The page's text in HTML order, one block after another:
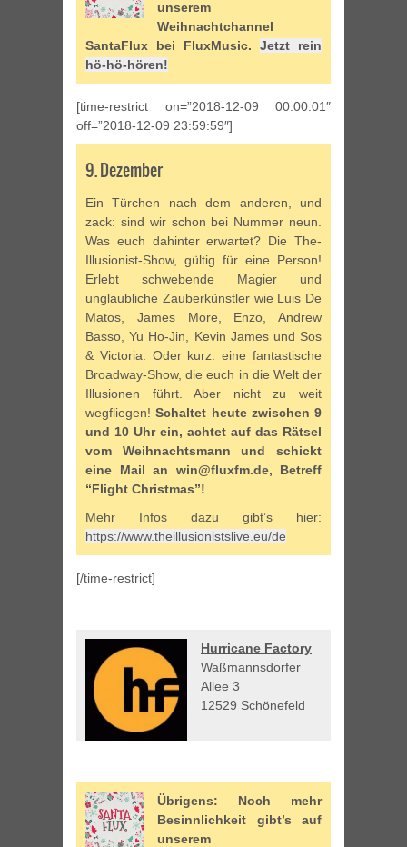
unserem
Weihnachtchannel
SantaFlux bei FluxMusic. Jetzt rein
hö-hö-hören!
[time-restrict on=”2018-12-09 00:00:01″
off=”2018-12-09 23:59:59″]
9. Dezember
Ein Türchen nach dem anderen, und
zack: sind wir schon bei Nummer neun.
Was euch dahinter erwartet? Die The-
Illusionist-Show, gültig für eine Person!
Erlebt schwebende Magier und
unglaubliche Zauberkünstler wie Luis De
Matos, James More, Enzo, Andrew
Basso, Yu Ho-Jin, Kevin James und Sos
& Victoria. Oder kurz: eine fantastische
Broadway-Show, die euch in die Welt der
Illusionen führt. Aber nicht zu weit
wegfliegen!Schaltet heute zwischen 9
und 10 Uhr ein, achtet auf das Rätsel
vom Weihnachtsmann und schickt
eine Mail an win@fluxfm.de, Betreff
“Flight Christmas”!
Mehr Infos dazu gibt’s hier:
https://www.theillusionistslive.eu/de
[/time-restrict]
Hurricane Factory
Waßmannsdorfer
Allee 3
12529 Schönefeld
Übrigens: Noch mehr
Besinnlichkeit gibt’s auf
unserem